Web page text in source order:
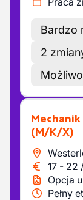
Bardzo
2
(M/K/X)
17 - 22
Opcja
Pełny